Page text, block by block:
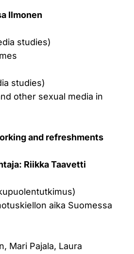
Ilmonen
studies)
studies)
other sexual media in
and refreshments
Riikka Taavetti
aika Suomessa
Mari Pajala, Laura